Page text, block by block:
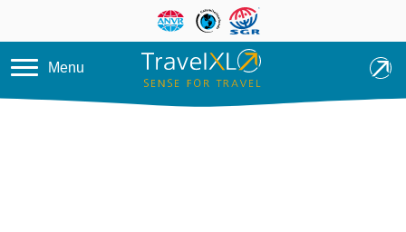
Overslaan en naar de inhoud
Menu